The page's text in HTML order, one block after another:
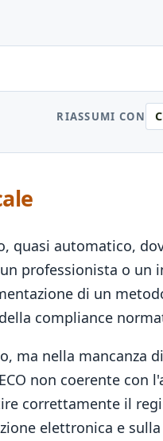
RIASSUMI CON
quasi automatico,
professionista o un
di un
compliance
ma nella mancanza
non coerente
correttamente il
elettronica e